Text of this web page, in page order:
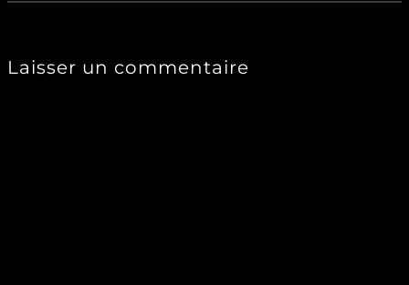
Laisser un commentaire